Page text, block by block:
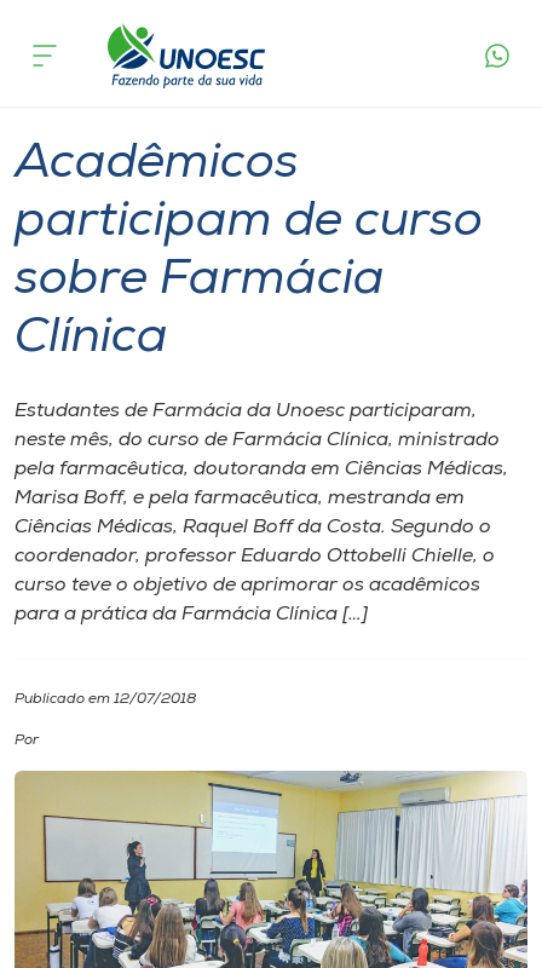
Cursos
Atendimento ao Estudante
Portal de Ensino
A
Internacionalização
I.nova
Cultura
CPA
Biblioteca
Editora
acontece
Acadêmicos
participam de curso
sobre Farmácia
Clínica
Estudantes de Farmácia da Unoesc participaram,
neste mês, do curso de Farmácia Clínica, ministrado
pela farmacêutica, doutoranda em Ciências Médicas,
Marisa Boff, e pela farmacêutica, mestranda em
Ciências Médicas, Raquel Boff da Costa. Segundo o
coordenador, professor Eduardo Ottobelli Chielle, o
curso teve o objetivo de aprimorar os acadêmicos
para a prática da Farmácia Clínica […]
Publicado em 12/07/2018
Por